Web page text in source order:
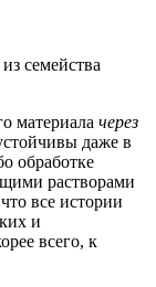
семейства
материала через
даже в
обработке
растворами
все истории
и
всего, к